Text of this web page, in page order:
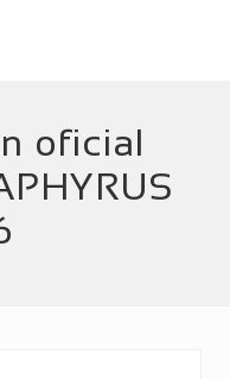
oficial